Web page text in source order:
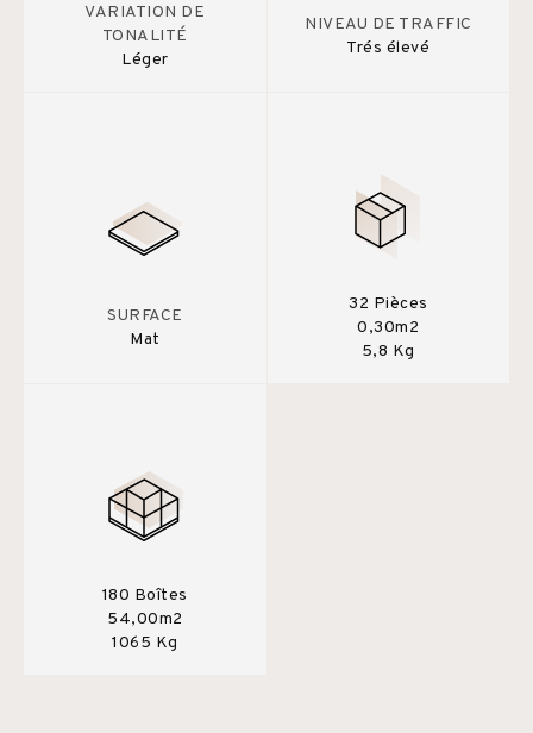
VARIATION DE
TONALITÉ
Léger
NIVEAU DE TRAFFIC
Trés élevé
SURFACE
Mat
32 Pièces
0,30m2
5,8 Kg
180 Boîtes
54,00m2
1065 Kg